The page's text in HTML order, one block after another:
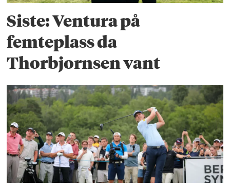
Siste: Ventura på
femteplass da
Thorbjornsen vant